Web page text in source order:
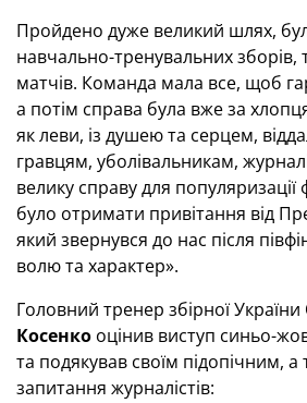
Пройдено дуже великий шлях,
навчально-тренувальних зборів,
матчів. Команда мала все, щоб
а потім справа була вже за
як леви, із душею та серцем,
гравцям, уболівальникам,
велику справу для
було отримати привітання від
який звернувся до нас після
волю та характер».
Головний тренер збірної України
Косенко оцінив виступ синьо-
та подякував своїм підопічним, а
запитання журналістів: